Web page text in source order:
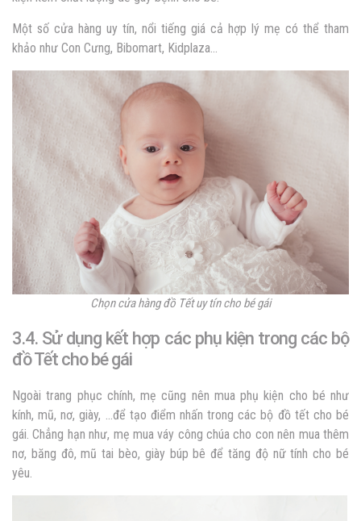
Một số cửa hàng uy tín, nổi tiếng giá cả hợp lý mẹ có thể tham
khảo như Con Cưng, Bibomart, Kidplaza…
Chọn cửa hàng đồ Tết uy tín cho bé gái
3.4. Sử dụng kết hợp các phụ kiện trong các bộ
đồ Tết cho bé gái
Ngoài trang phục chính, mẹ cũng nên mua phụ kiện cho bé như
kính, mũ, nơ, giày, …để tạo điểm nhấn trong các bộ đồ tết cho bé
gái. Chẳng hạn như, mẹ mua váy công chúa cho con nên mua thêm
nơ, băng đô, mũ tai bèo, giày búp bê để tăng độ nữ tính cho bé
yêu.